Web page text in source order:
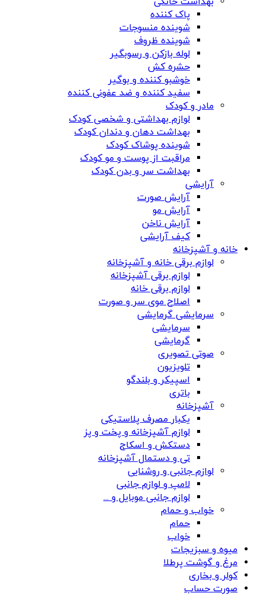
پاک کننده
شوینده منسوجات
شوینده ظروف
لوله بازکن و رسوبگیر
حشره کش
خوشبو کننده و بوگیر
سفید کننده و ضد عفونی کننده
مادر و کودک
لوازم بهداشتی و شخصی کودک
بهداشت دهان و دندان کودک
شوینده پوشاک کودک
مراقبت از پوست و مو کودک
بهداشت سر و بدن کودک
آرایشی
آرایش صورت
آرایش مو
آرایش ناخن
کیف آرایشی
خانه و آشپزخانه
لوازم برقی خانه و آشپزخانه
لوازم برقی آشپزخانه
لوازم برقی خانه
اصلاح موی سر و صورت
سرمایشی گرمایشی
سرمایشی
گرمایشی
صوتی تصویری
تلویزیون
اسپیکر و بلندگو
باتری
آشپزخانه
یکبار مصرف پلاستیکی
لوازم آشپزخانه و پخت و پز
دستکش و اسکاج
تی و دستمال آشپزخانه
لوازم جانبی و روشنایی
لامپ و لوازم جانبی
لوازم جانبی موبایل و ...
خواب و حمام
حمام
خواب
میوه و سبزیجات
مرغ و گوشت پرطلا
کولر و بخاری
صورت حساب